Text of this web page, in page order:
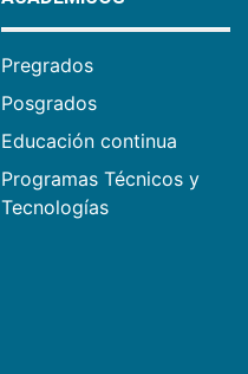
Pregrados
Posgrados
Educación continua
Programas Técnicos y
Tecnologías